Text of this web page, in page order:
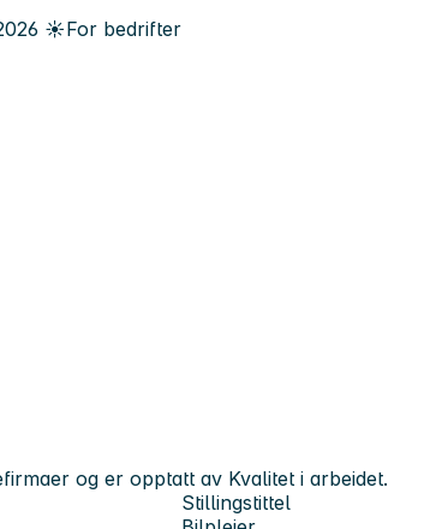
☀️For bedrifter
og er opptatt av Kvalitet i arbeidet.
Stillingstittel